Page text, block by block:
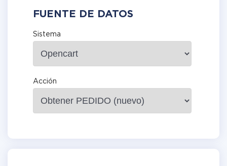
FUENTE DE DATOS
Sistema
Acción